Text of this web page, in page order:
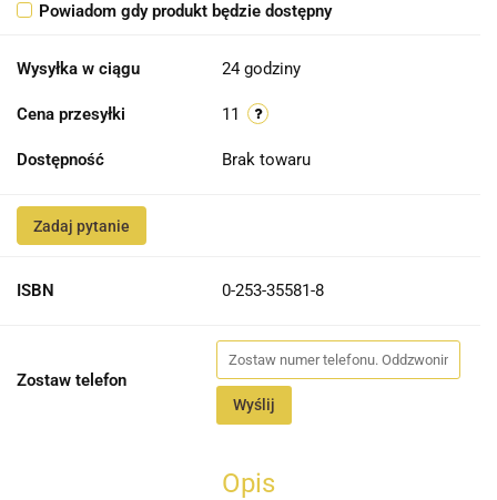
Powiadom gdy produkt będzie dostępny
Wysyłka w ciągu 24 godziny
Cena przesyłki 11
Dostępność Brak towaru
Zadaj pytanie
ISBN 0-253-35581-8
Zostaw telefon
Wyślij
Opis